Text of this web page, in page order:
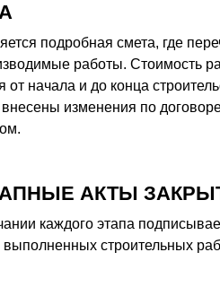
подробная смета, где
работы. Стоимость
от начала и до конца
изменения по
АКТЫ
каждого этапа
строительных